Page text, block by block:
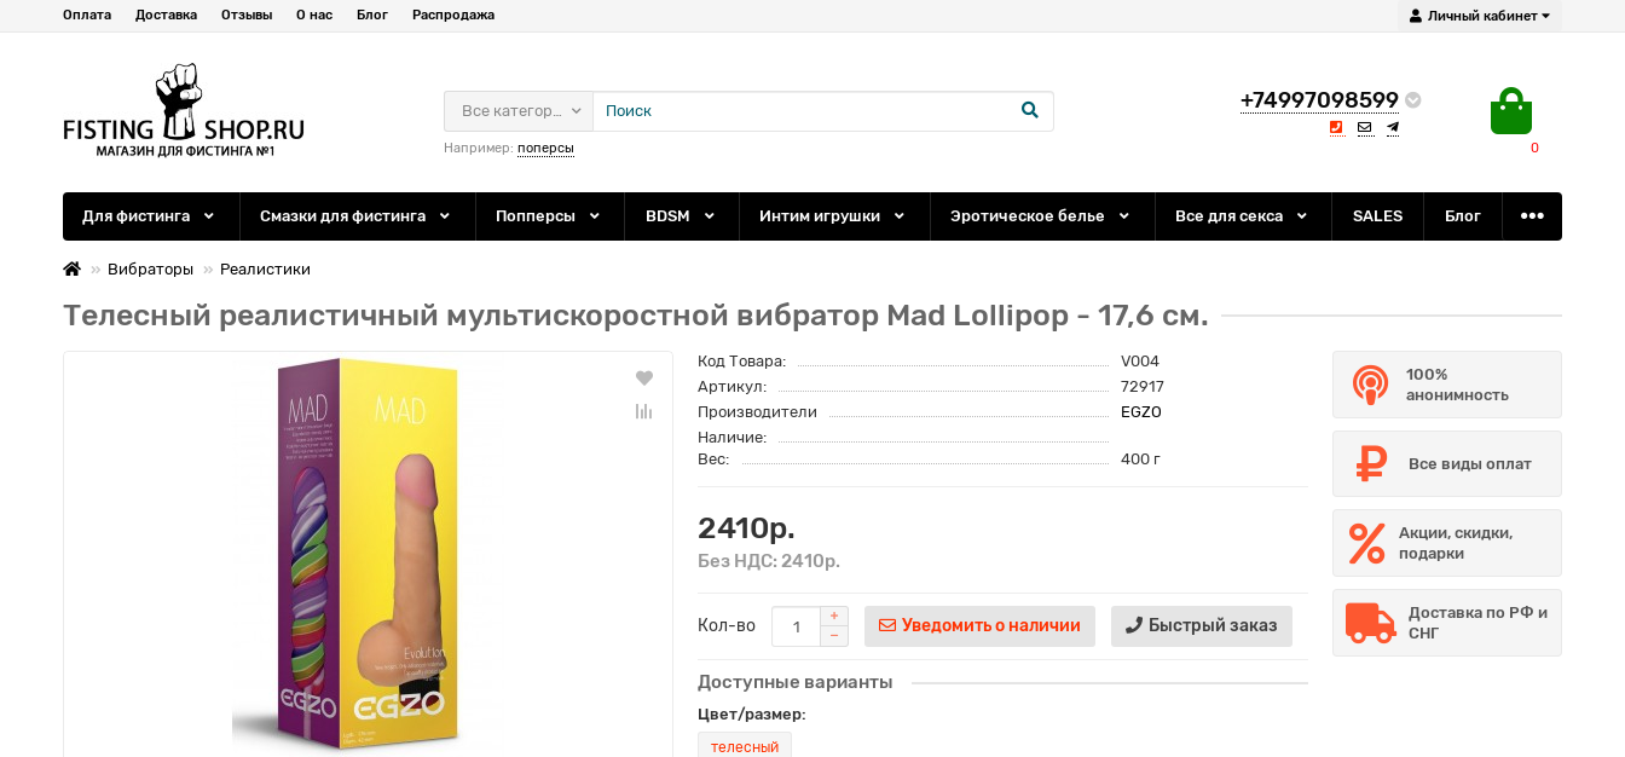
Личный кабинет
Оплата Доставка Отзывы О нас Блог Распродажа
+74997098599
0
Все категории
Например: поперсы
Для фистинга Смазки для фистинга Попперсы BDSM Интим игрушки Эротическое белье Все для секса SALES Блог
Вибраторы Реалистики
Телесный реалистичный мультискоростной вибратор Mad Lollipop - 17,6 см.
Код Товара:
V004
Артикул:
72917
Производители
EGZO
Наличие:
Вес:
400 г
2410р.
Без НДС: 2410р.
Кол-во Уведомить о наличии Быстрый заказ
Доступные варианты
Цвет/размер:
телесный
100%
анонимность
Все виды оплат
Акции, скидки,
подарки
Доставка по РФ и
СНГ